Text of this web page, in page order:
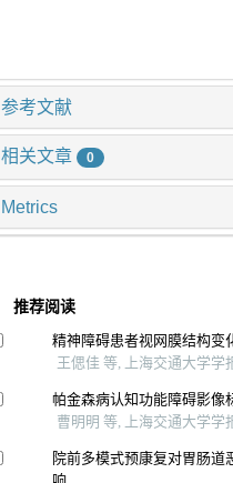
参考文献
相关文章 0
Metrics
推荐阅读
精神障碍患者视网膜结构变
王偲佳 等, 上海交通大学学
帕金森病认知功能障碍影像
曹明明 等, 上海交通大学学
院前多模式预康复对胃肠